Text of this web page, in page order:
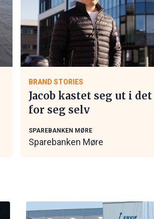
BRAND STORIES
Jacob kastet seg ut i
for seg selv
SPAREBANKEN MØRE
Sparebanken Møre